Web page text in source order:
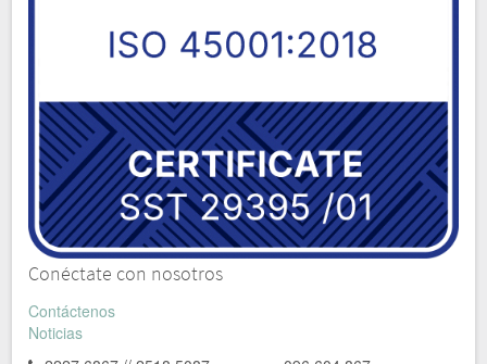
Conéctate con nosotros
Contáctenos
Noticias